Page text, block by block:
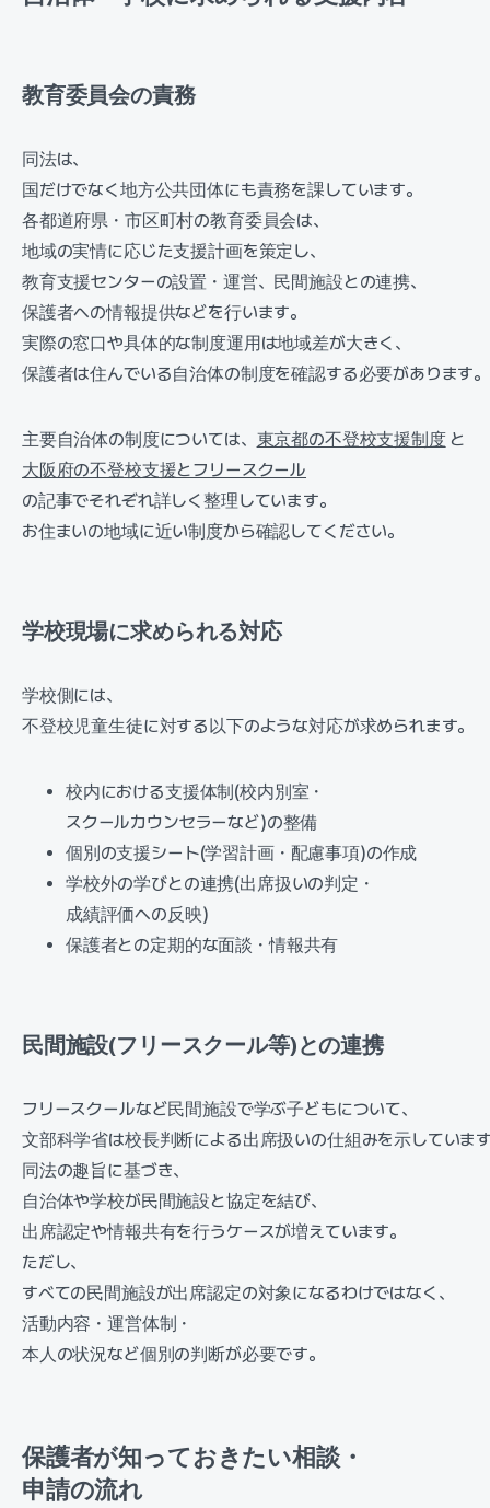
教育委員会の責務
同法は、
国だけでなく地方公共団体にも責務を課しています。
各都道府県・市区町村の教育委員会は、
地域の実情に応じた支援計画を策定し、
教育支援センターの設置・運営、民間施設との連携、
保護者への情報提供などを行います。
実際の窓口や具体的な制度運用は地域差が大きく、
保護者は住んでいる自治体の制度を確認する必要があります。
主要自治体の制度については、 東京都の不登校支援制度と
大阪府の不登校支援とフリースクール
の記事でそれぞれ詳しく整理しています。
お住まいの地域に近い制度から確認してください。
学校現場に求められる対応
学校側には、
不登校児童生徒に対する以下のような対応が求められます。
校内における支援体制(校内別室・
スクールカウンセラーなど)の整備
個別の支援シート(学習計画・配慮事項)の作成
学校外の学びとの連携(出席扱いの判定・
成績評価への反映)
保護者との定期的な面談・情報共有
民間施設(フリースクール等)との連携
フリースクールなど民間施設で学ぶ子どもについて、
文部科学省は校長判断による出席扱いの仕組みを示していま
同法の趣旨に基づき、
自治体や学校が民間施設と協定を結び、
出席認定や情報共有を行うケースが増えています。
ただし、
すべての民間施設が出席認定の対象になるわけではなく、
活動内容・運営体制・
本人の状況など個別の判断が必要です。
保護者が知っておきたい相談・
申請の流れ